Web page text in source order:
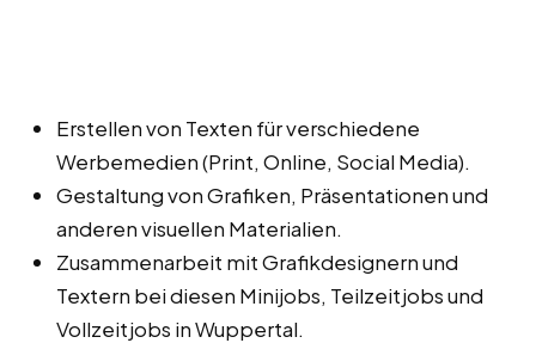
Erstellen von Texten für verschiedene
Werbemedien (Print, Online, Social Media).
Gestaltung von Grafiken, Präsentationen und
anderen visuellen Materialien.
Zusammenarbeit mit Grafikdesignern und
Textern bei diesen Minijobs, Teilzeitjobs und
Vollzeitjobs in Wuppertal.